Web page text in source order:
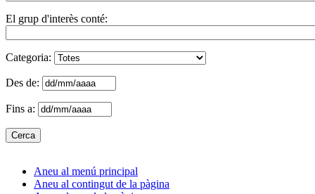
El grup d'interès conté:
Categoria:
Des de:
Fins a:
Aneu al menú principal
Aneu al contingut de la pàgina